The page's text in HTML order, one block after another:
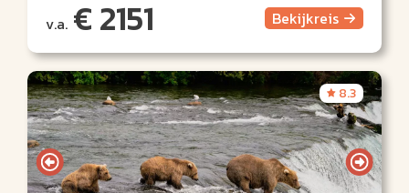
v.a. € 2151 Bekijkreis
8.3